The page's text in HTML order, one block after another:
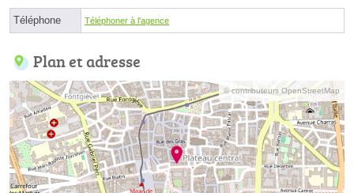
Téléphone Téléphoner à l'agence
Plan et adresse
© contributeurs OpenStreetMap